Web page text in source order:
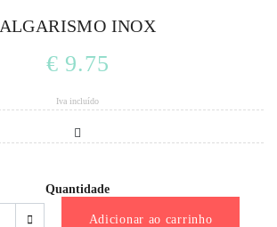
ALGARISMO INOX
€ 9.75
Iva incluído
Quantidade
Adicionar ao carrinho